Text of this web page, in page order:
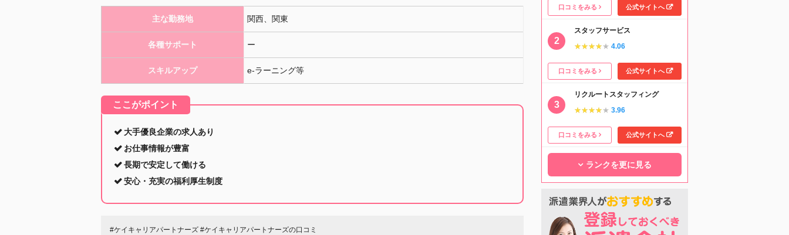
主な勤務地 関西、関東
各種サポート ー
スキルアップ e-ラーニング等
ここがポイント
大手優良企業の求人あり
お仕事情報が豊富
長期で安定して働ける
安心・充実の福利厚生制度
#ケイキャリアパートナーズ #ケイキャリアパートナーズの口コミ
口コミをみる 公式サイトへ
スタッフサービス
★★★★★
★★★★★ 4.06
口コミをみる 公式サイトへ
リクルートスタッフィング
★★★★★
★★★★★ 3.96
口コミをみる 公式サイトへ
ランクを更に見る